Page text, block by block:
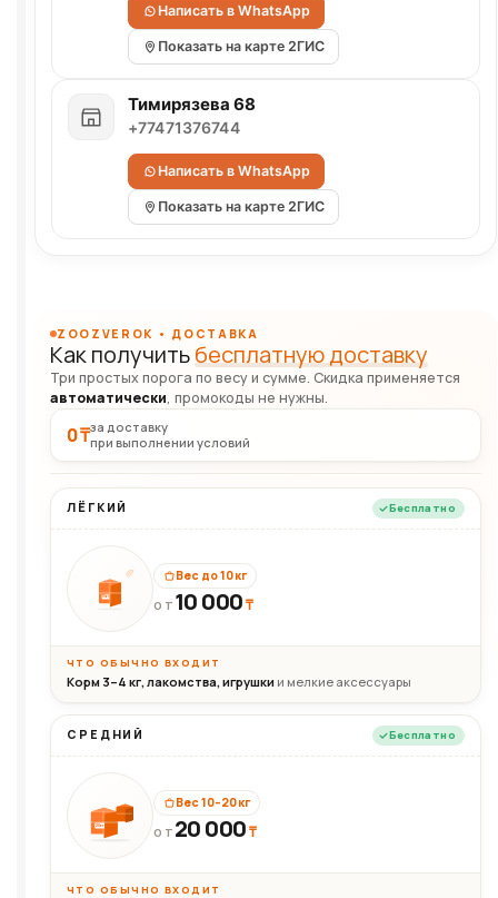
Написать в WhatsApp
Показать на карте 2ГИС
Тимирязева 68
+77471376744
Написать в WhatsApp
Показать на карте 2ГИС
ZOOZVEROK • ДОСТАВКА
Как получитьбесплатную доставку
Три простых порога по весу и сумме. Скидка применяется
автоматически, промокоды не нужны.
0 ₸за доставку
при выполнении условий
ЛЁГКИЙ Бесплатно
10кг
Вес до 10 кг
ОТ 10 000₸
ЧТО ОБЫЧНО ВХОДИТ
Корм 3–4 кг, лакомства, игрушки и мелкие аксессуары
СРЕДНИЙ Бесплатно
20кг
Вес 10–20 кг
ОТ 20 000₸
ЧТО ОБЫЧНО ВХОДИТ